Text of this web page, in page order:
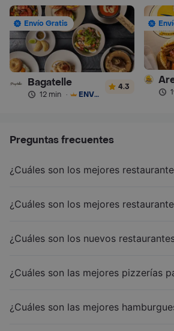
Envío Gratis
Bagatelle
12 min · ENVÍO GRATIS
4.3
Preguntas frecuentes
¿Cuáles son los mejores
¿Cuáles son los mejores
¿Cuáles son los nuevos
¿Cuáles son las mejores pizzerías
¿Cuáles son las mejores